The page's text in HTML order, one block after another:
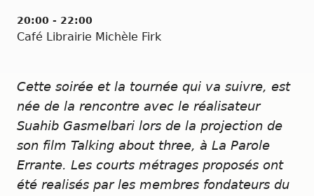
20:00 - 22:00
Café Librairie Michèle Firk
Cette soirée et la tournée qui va suivre, est
née de la rencontre avec le réalisateur
Suahib Gasmelbari lors de la projection de
son film Talking about three, à La Parole
Errante. Les courts métrages proposés ont
été realisés par les membres fondateurs du